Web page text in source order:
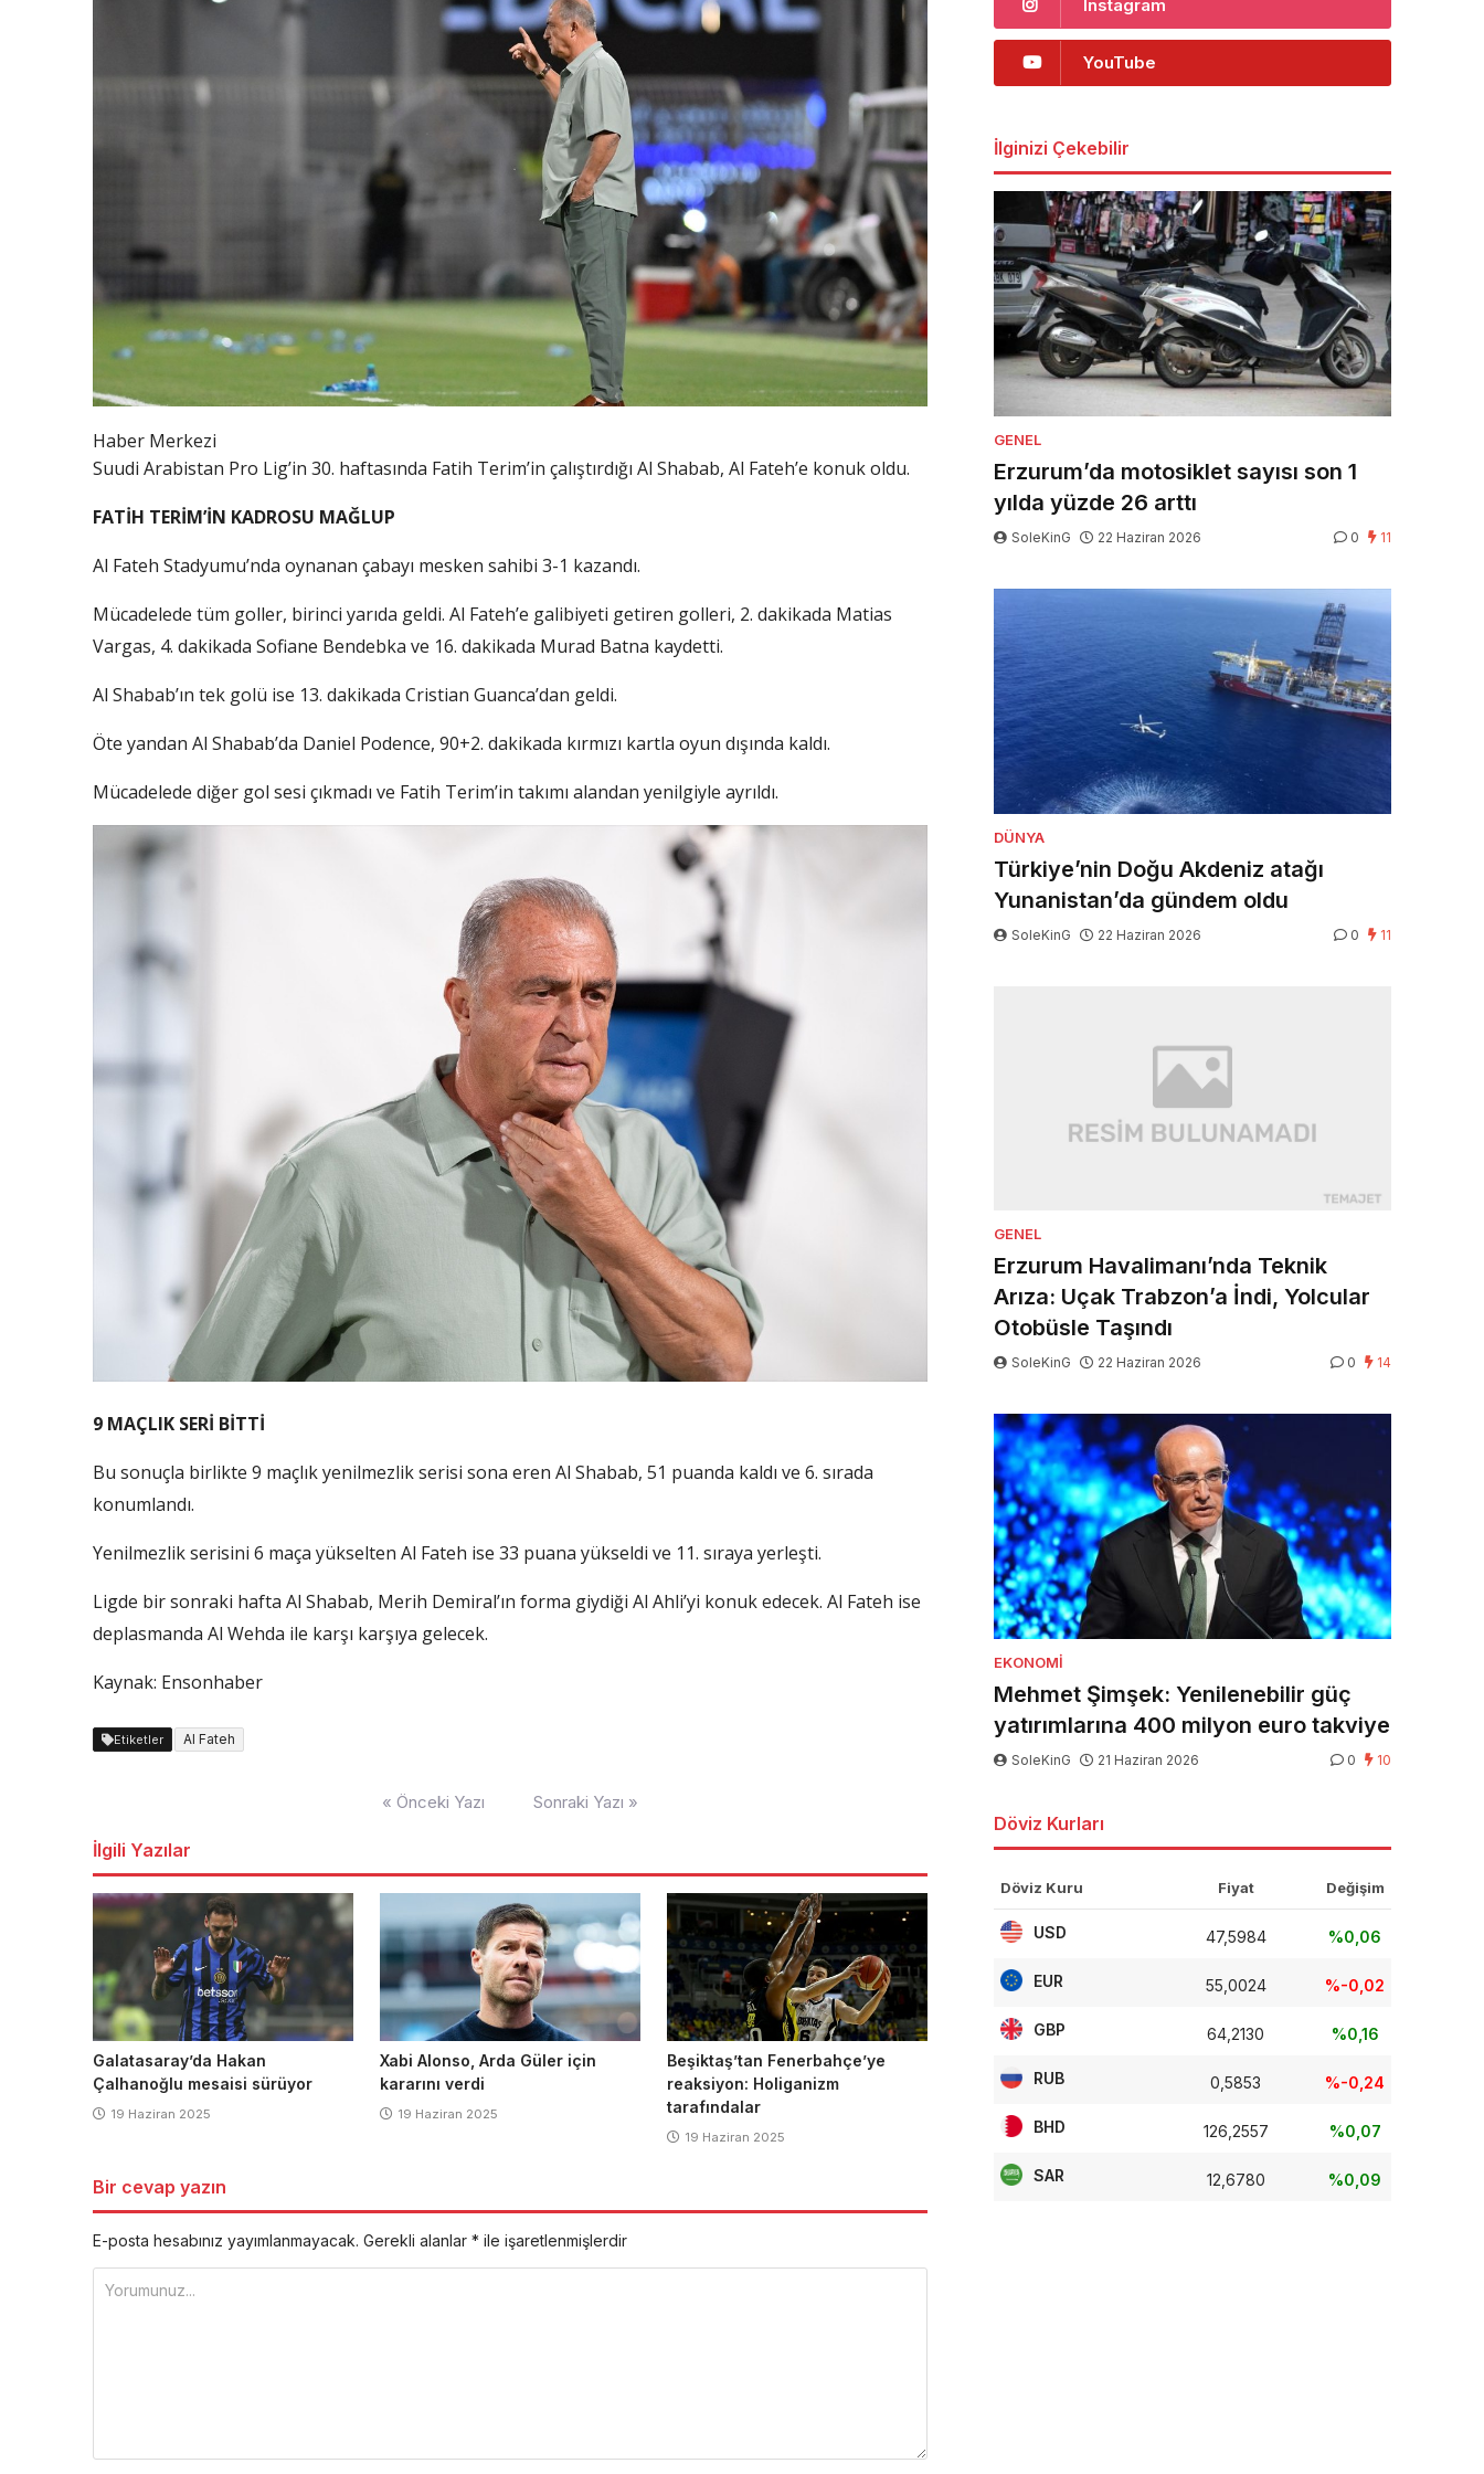
Haber Merkezi
Suudi Arabistan Pro Lig’in 30. haftasında Fatih Terim’in çalıştırdığı Al Shabab, Al Fateh’e konuk oldu.
FATİH TERİM’İN KADROSU MAĞLUP
Al Fateh Stadyumu’nda oynanan çabayı mesken sahibi 3-1 kazandı.
Mücadelede tüm goller, birinci yarıda geldi. Al Fateh’e galibiyeti getiren golleri, 2. dakikada Matias
Vargas, 4. dakikada Sofiane Bendebka ve 16. dakikada Murad Batna kaydetti.
Al Shabab’ın tek golü ise 13. dakikada Cristian Guanca’dan geldi.
Öte yandan Al Shabab’da Daniel Podence, 90+2. dakikada kırmızı kartla oyun dışında kaldı.
Mücadelede diğer gol sesi çıkmadı ve Fatih Terim’in takımı alandan yenilgiyle ayrıldı.
9 MAÇLIK SERİ BİTTİ
Bu sonuçla birlikte 9 maçlık yenilmezlik serisi sona eren Al Shabab, 51 puanda kaldı ve 6. sırada
konumlandı.
Yenilmezlik serisini 6 maça yükselten Al Fateh ise 33 puana yükseldi ve 11. sıraya yerleşti.
Ligde bir sonraki hafta Al Shabab, Merih Demiral’ın forma giydiği Al Ahli’yi konuk edecek. Al Fateh ise
deplasmanda Al Wehda ile karşı karşıya gelecek.
Kaynak: Ensonhaber
Etiketler Al Fateh
« Önceki Yazı Sonraki Yazı »
İlgili Yazılar
Galatasaray’da Hakan
Çalhanoğlu mesaisi sürüyor
19 Haziran 2025
Xabi Alonso, Arda Güler için
kararını verdi
19 Haziran 2025
Beşiktaş’tan Fenerbahçe’ye
reaksiyon: Holiganizm
tarafındalar
19 Haziran 2025
Bir cevap yazın
E-posta hesabınız yayımlanmayacak. Gerekli alanlar * ile işaretlenmişlerdir
Instagram
YouTube
İlginizi Çekebilir
GENEL
Erzurum’da motosiklet sayısı son 1
yılda yüzde 26 arttı
SoleKinG 22 Haziran 2026 0 11
DÜNYA
Türkiye’nin Doğu Akdeniz atağı
Yunanistan’da gündem oldu
SoleKinG 22 Haziran 2026 0 11
GENEL
Erzurum Havalimanı’nda Teknik
Arıza: Uçak Trabzon’a İndi, Yolcular
Otobüsle Taşındı
SoleKinG 22 Haziran 2026 0 14
EKONOMI
Mehmet Şimşek: Yenilenebilir güç
yatırımlarına 400 milyon euro takviye
SoleKinG 21 Haziran 2026 0 10
Döviz Kurları
Döviz Kuru Fiyat Değişim
USD 47,5984 %0,06
EUR 55,0024 %-0,02
GBP 64,2130 %0,16
RUB 0,5853 %-0,24
BHD 126,2557 %0,07
SAR 12,6780 %0,09